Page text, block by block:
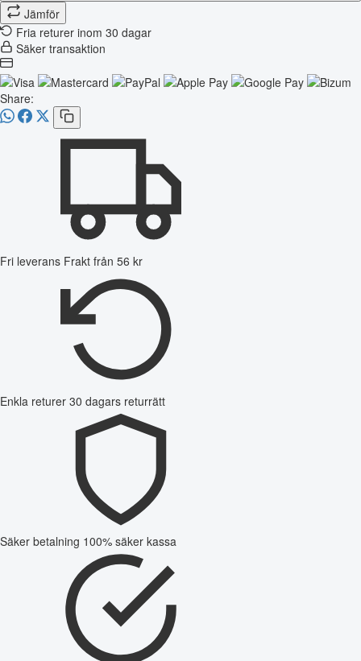
Jämför
Fria returer inom 30 dagar
Säker transaktion
Share:
Fri leverans Frakt från 56 kr
Enkla returer 30 dagars returrätt
Säker betalning 100% säker kassa